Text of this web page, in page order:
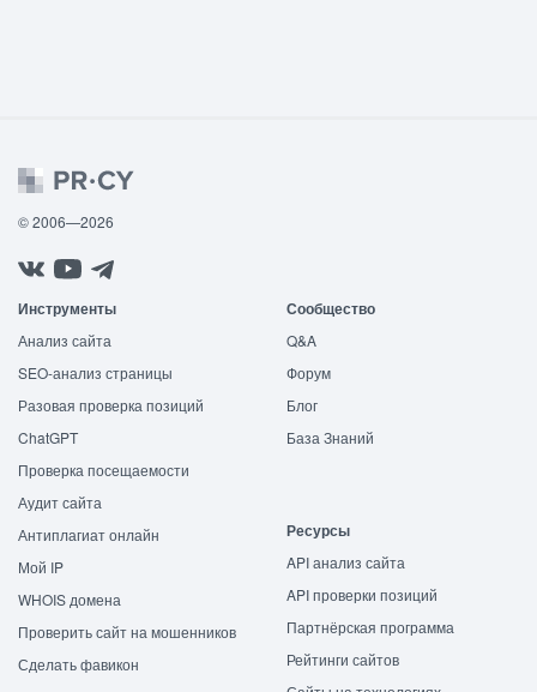
© 2006—2026
Инструменты
Анализ сайта
SEO-анализ страницы
Разовая проверка позиций
ChatGPT
Проверка посещаемости
Аудит сайта
Антиплагиат онлайн
Мой IP
WHOIS домена
Проверить сайт на мошенников
Сделать фавикон
Сообщество
Q&A
Форум
Блог
База Знаний
Ресурсы
API анализ сайта
API проверки позиций
Партнёрская программа
Рейтинги сайтов